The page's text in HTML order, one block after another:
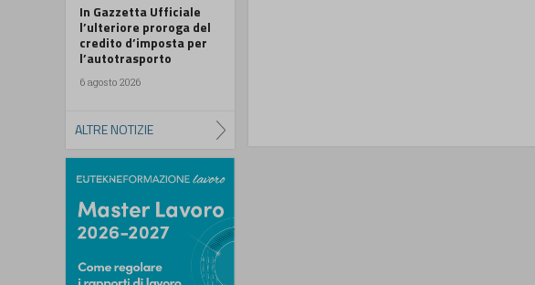
In Gazzetta Ufficiale
l’ulteriore proroga del
credito d’imposta per
l’autotrasporto
6 agosto 2026
ALTRE NOTIZIE